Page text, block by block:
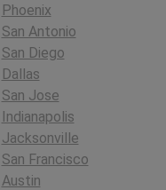
Phoenix
San Antonio
San Diego
Dallas
San Jose
Indianapolis
Jacksonville
San Francisco
Austin